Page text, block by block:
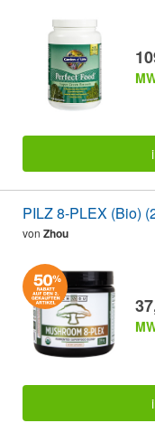
PILZ 8-PLEX (Bio)
von Zhou